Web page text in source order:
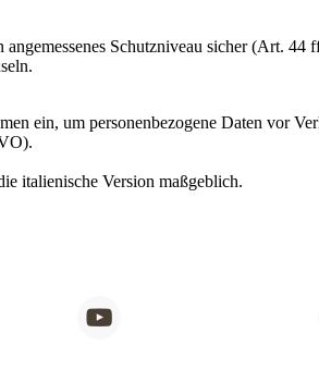
Schutzniveau sicher (Art. 44
ein, um personenbezogene Daten vor
italienische Version maßgeblich.